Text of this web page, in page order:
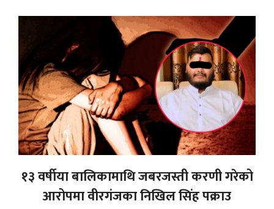
१३ वर्षीया बालिकामाथि जबरजस्ती करणी गरेको
आरोपमा वीरगंजका निखिल सिंह पक्राउ